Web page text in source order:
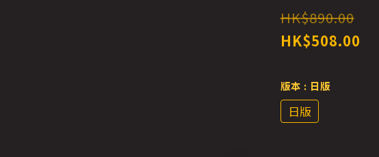
HK$890.00
HK$508.00
版本 : 日版
日版